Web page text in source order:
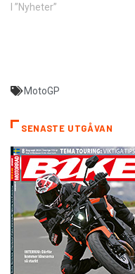
I ”Nyheter”
MotoGP
SENASTE UTGÅVAN